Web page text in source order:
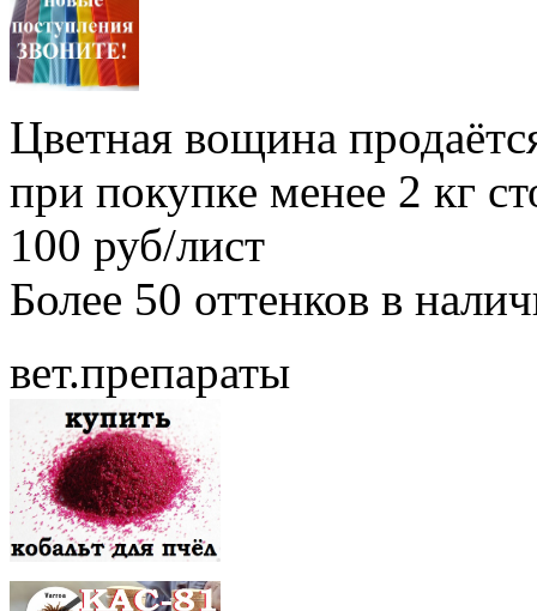
Цветная вощина
при покупке менее 2 кг
100 руб/лист
Более 50 оттенков в
вет.препараты